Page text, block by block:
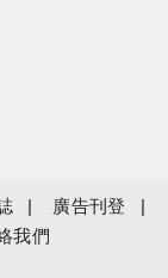
廣告刊登
我們